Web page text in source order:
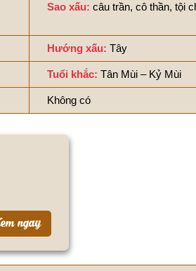
Sao xấu: câu trần, cô thần, tội
Hướng xấu: Tây
Tuổi khắc: Tân Mùi – Kỷ Mùi
Không có